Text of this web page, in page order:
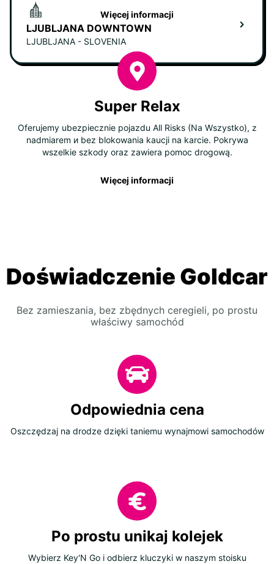
LJUBLJANA DOWNTOWN
LJUBLJANA - SLOVENIA
Więcej informacji
Super Relax
Oferujemy ubezpiecznie pojazdu All Risks (Na Wszystko), z
nadmiarem и bez blokowania kaucji na karcie. Pokrywa
wszelkie szkody oraz zawiera pomoc drogową.
Więcej informacji
Doświadczenie Goldcar
Bez zamieszania, bez zbędnych ceregieli, po prostu
właściwy samochód
Odpowiednia cena
Oszczędzaj na drodze dzięki taniemu wynajmowi samochodów
Po prostu unikaj kolejek
Wybierz Key'N Go i odbierz kluczyki w naszym stoisku